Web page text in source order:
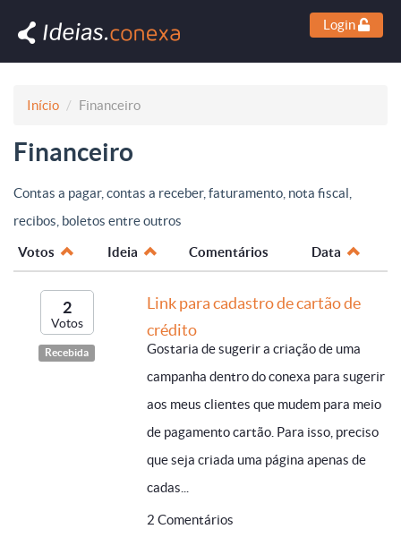
Login
Início Financeiro
Financeiro
Contas a pagar, contas a receber, faturamento, nota fiscal,
recibos, boletos entre outros
Votos Ideia Comentários Data
2
Votos
Recebida
Link para cadastro de cartão de
crédito
Gostaria de sugerir a criação de uma
campanha dentro do conexa para sugerir
aos meus clientes que mudem para meio
de pagamento cartão. Para isso, preciso
que seja criada uma página apenas de
cadas...
2 Comentários